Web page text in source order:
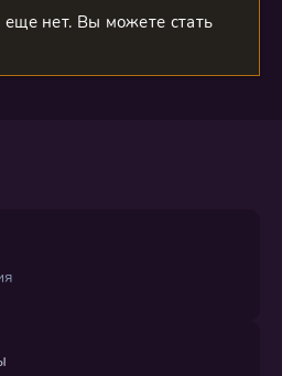
нет. Вы можете стать